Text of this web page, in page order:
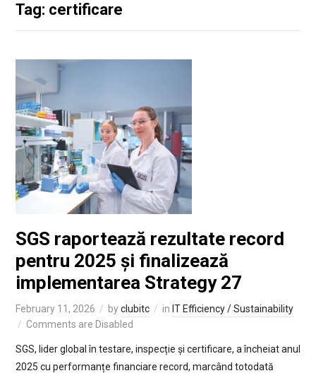
Tag: certificare
SGS raportează rezultate record
pentru 2025 și finalizează
implementarea Strategy 27
February 11, 2026 byclubitc in IT Efficiency / Sustainability
Comments are Disabled
SGS, lider global în testare, inspecție și certificare, a încheiat anul
2025 cu performanțe financiare record, marcând totodată